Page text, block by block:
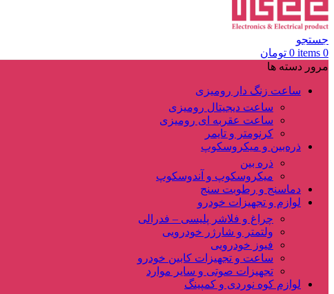
جستجو
0
items
0 تومان
مرور دسته ها
ساعت زنگ دار رومیزی
ساعت دیجیتال رومیزی
ساعت عقربه ای رومیزی
کرنومتر و تایمر
ذره‌بین و میکروسکوپ
ذره بین
میکروسکوپ و آندوسکوپ
دماسنج و رطوبت سنج
لوازم و تجهیزات خودرو
چراغ و فلاشر پلیسی – فدرالی
ولتمتر و شارژر خودرویی
فیوز خودرویی
ساعت و تجهیزات کابین خودرو
تجهیزات صوتی و سایر موارد
لوازم کوه نوردی و کمپینگ